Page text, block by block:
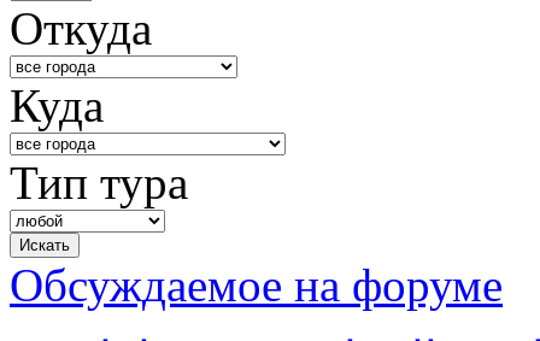
Откуда
Куда
Тип тура
Обсуждаемое на форуме